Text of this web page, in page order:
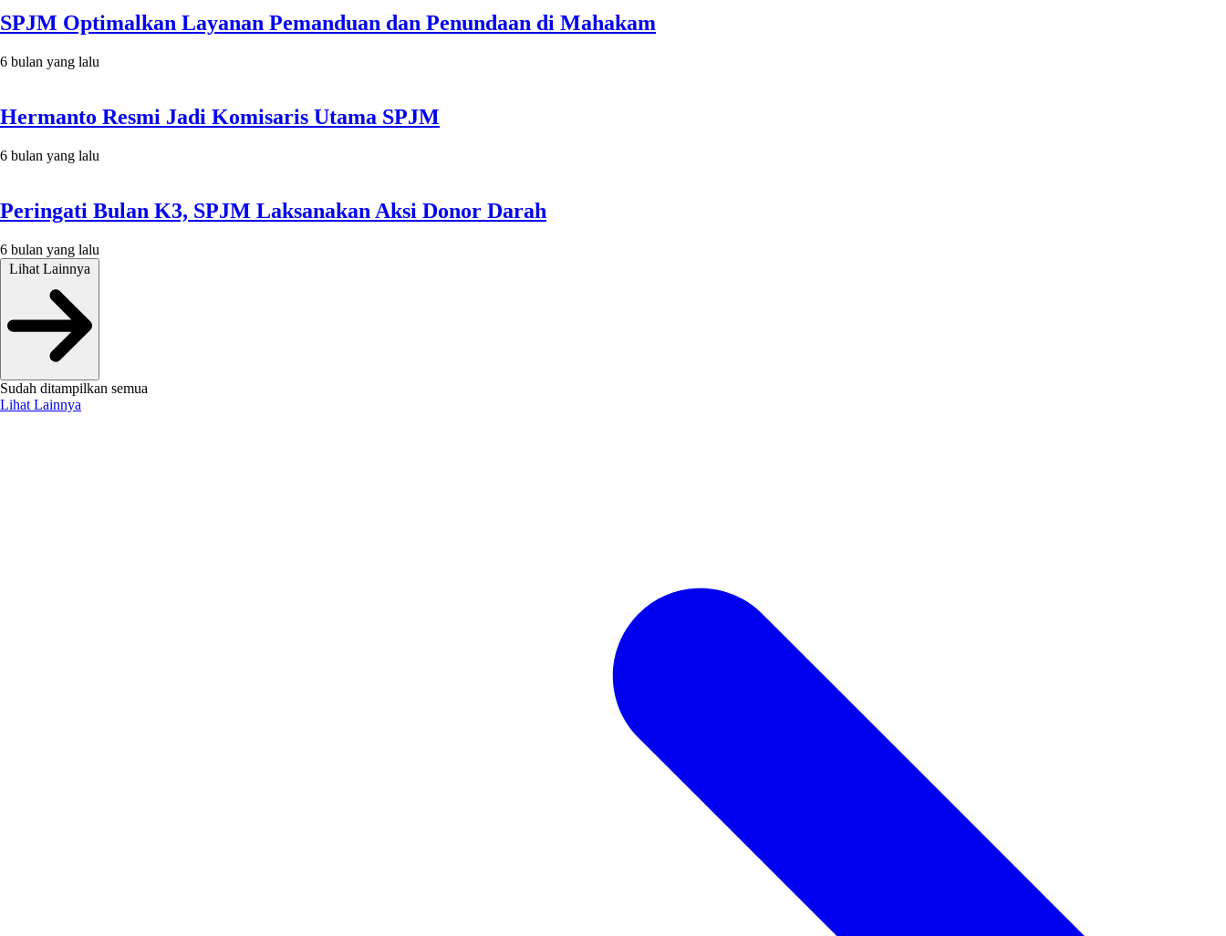
SPJM Optimalkan Layanan Pemanduan dan Penundaan di Mahakam
6 bulan yang lalu
Hermanto Resmi Jadi Komisaris Utama SPJM
6 bulan yang lalu
Peringati Bulan K3, SPJM Laksanakan Aksi Donor Darah
6 bulan yang lalu
Sudah ditampilkan semua
Lihat Lainnya